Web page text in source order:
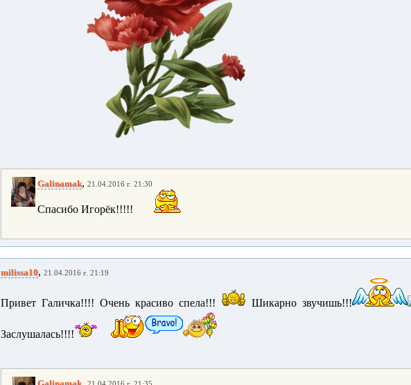
Galinamak, 21.04.2016 г. 21:30
Спасибо Игорёк!!!!!
milissa10, 21.04.2016 г. 21:19
Привет Галичка!!!! Очень красиво спела!!! Шикарно звучишь!!!
Заслушалась!!!!
,